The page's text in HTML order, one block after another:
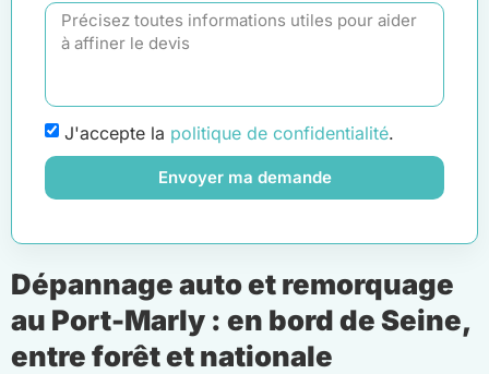
J'accepte la politique de confidentialité.
Envoyer ma demande
Dépannage auto et remorquage
au Port-Marly : en bord de Seine,
entre forêt et nationale